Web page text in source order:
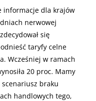
informacje dla krajów
nerwowej
się
taryfy celne
Wcześniej w ramach
20 proc. Mamy
braku
handlowych tego,